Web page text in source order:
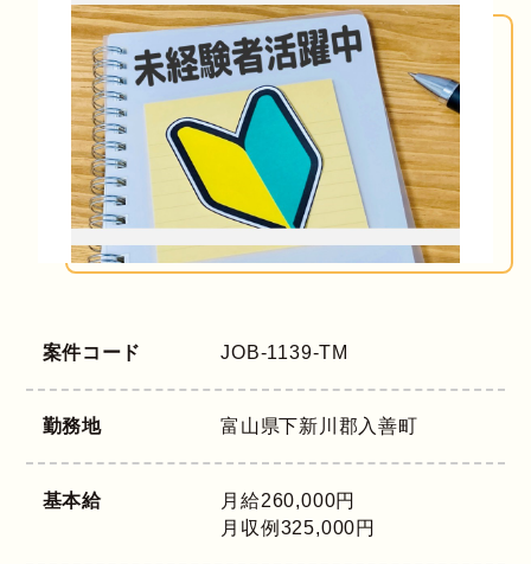
案件コード JOB-1139-TM
勤務地 富山県下新川郡入善町
基本給
月給260,000円
月収例325,000円